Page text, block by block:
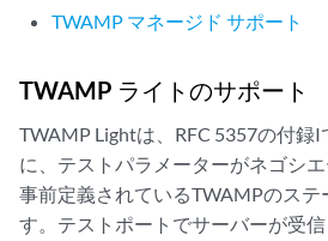
TWAMP マネージド サポート
TWAMP ライトのサポート
TWAMP Lightは、RFC 5357の付録I
に、テストパラメーターがネゴシ
事前定義されているTWAMPのス
す。テストポートでサーバーが受